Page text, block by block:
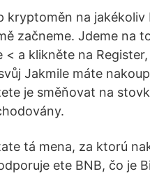
kryptoměn na
začneme. Jdeme na
a klikněte na
Jakmile máte
je směňovat na
tá mena, za ktorú
ete BNB, čo je